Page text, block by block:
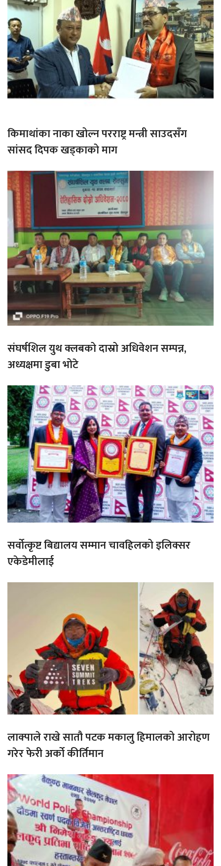
किमाथांका नाका खोल्न परराष्ट्र मन्त्री साउदसँग
सांसद दिपक खड्काको माग
संघर्षशिल युथ क्लबको दास्रो अधिवेशन सम्पन्न,
अध्यक्षमा डुबा भोटे
सर्वोत्कृष्ट बिद्यालय सम्मान चावहिलको इलिक्सर
एकेडेमीलाई
लाक्पाले राखे सातौ पटक मकालु हिमालको आरोहण
गरेर फेरी अर्को कीर्तिमान